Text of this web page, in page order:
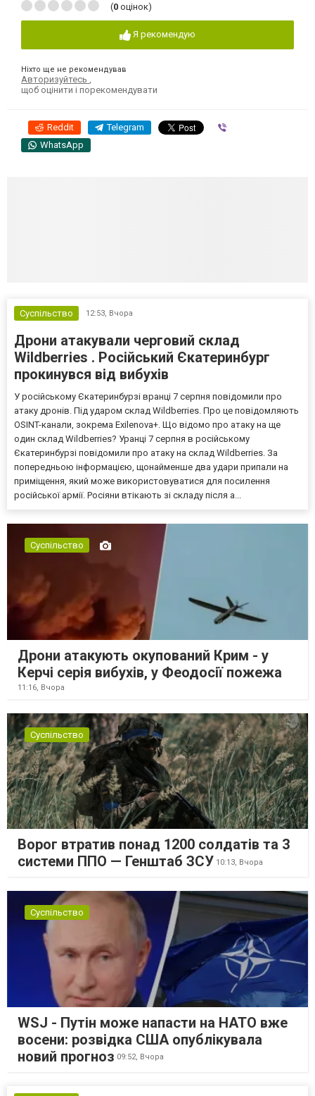
(0 оцінок)
Я рекомендую
Ніхто ще не рекомендував
Авторизуйтесь ,
щоб оцінити і порекомендувати
Reddit Telegram
WhatsApp
Суспільство 12:53, Вчора
Дрони атакували черговий склад
Wildberries . Російський Єкатеринбург
прокинувся від вибухів
У російському Єкатеринбурзі вранці 7 серпня повідомили про
атаку дронів. Під ударом склад Wildberries. Про це повідомляють
OSINT-канали, зокрема Exilenova+. Що відомо про атаку на ще
один склад Wildberries? Уранці 7 серпня в російському
Єкатеринбурзі повідомили про атаку на склад Wildberries. За
попередньою інформацією, щонайменше два удари припали на
приміщення, який може використовуватися для посилення
російської армії. Росіяни втікають зі складу після а...
Суспільство
Дрони атакують окупований Крим - у
Керчі серія вибухів, у Феодосії пожежа
11:16, Вчора
Суспільство
Ворог втратив понад 1200 солдатів та 3
системи ППО — Генштаб ЗСУ 10:13, Вчора
Суспільство
WSJ - Путін може напасти на НАТО вже
восени: розвідка США опублікувала
новий прогноз 09:52, Вчора